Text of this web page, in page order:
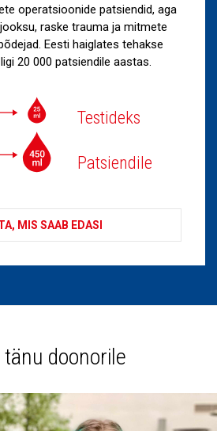
operatsioonide patsiendid, aga
raske trauma ja mitmete
Eesti haiglates tehakse
20 000 patsiendile aastas.
Testideks
Patsiendile
MIS SAAB EDASI
tänu doonorile